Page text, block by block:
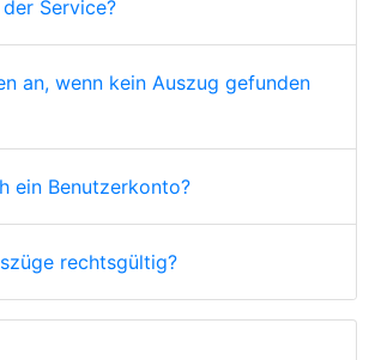
Service?
an, wenn kein Auszug gefunden
ein Benutzerkonto?
rechtsgültig?